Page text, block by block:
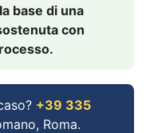
base di una
con
+39 335
Roma.